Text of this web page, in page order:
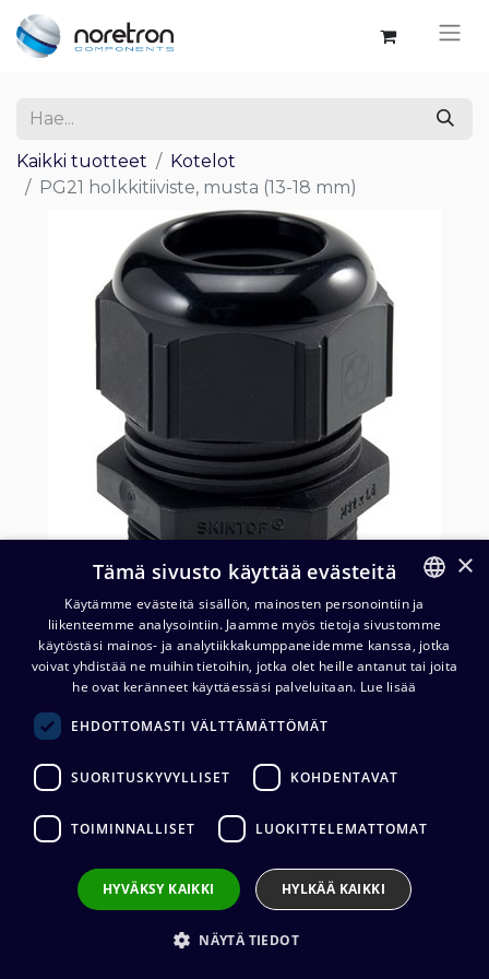
Kaikki tuotteet
Kotelot
PG21 holkkitiiviste, musta (13-18 mm)
PG21 holkkitiiviste, musta (13-
18 mm)
2,98
Lisää ostoskoriin
FINNISH
ENGLISH
×
Tämä sivusto käyttää evästeitä
Käytämme evästeitä sisällön, mainosten personointiin ja
liikenteemme analysointiin. Jaamme myös tietoja sivustomme
käytöstäsi mainos- ja analytiikkakumppaneidemme kanssa, jotka
voivat yhdistää ne muihin tietoihin, jotka olet heille antanut tai joita
he ovat keränneet käyttäessäsi palveluitaan. Lue lisää
EHDOTTOMASTI VÄLTTÄMÄTTÖMÄT
SUORITUSKYVYLLISET KOHDENTAVAT
TOIMINNALLISET LUOKITTELEMATTOMAT
HYVÄKSY KAIKKI HYLKÄÄ KAIKKI
NÄYTÄ TIEDOT